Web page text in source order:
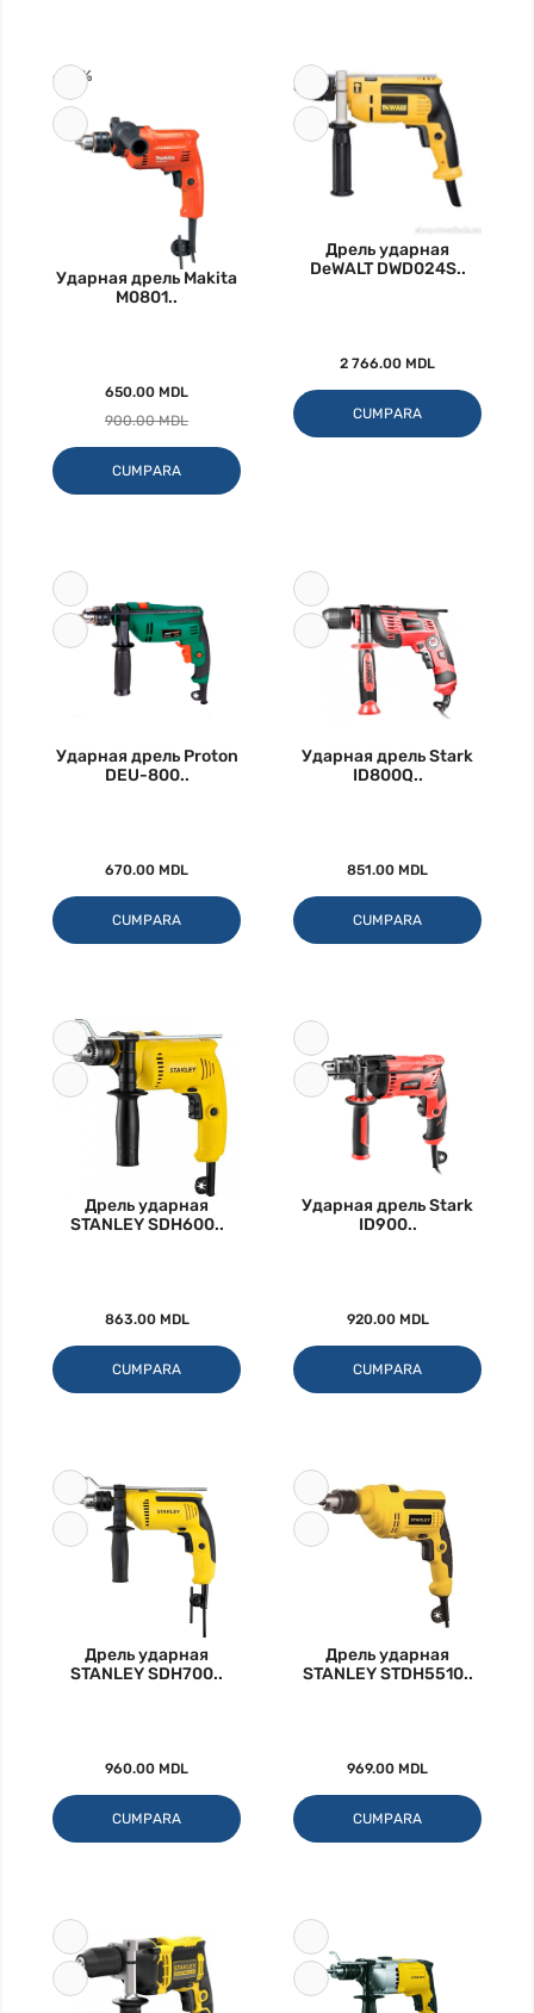
-28%
Ударная дрель Makita
M0801..
650.00 MDL
900.00 MDL
CUMPARA
Дрель ударная
DeWALT DWD024S..
2 766.00 MDL
CUMPARA
Ударная дрель Proton
DEU-800..
670.00 MDL
CUMPARA
Ударная дрель Stark
ID800Q..
851.00 MDL
CUMPARA
Дрель ударная
STANLEY SDH600..
863.00 MDL
CUMPARA
Ударная дрель Stark
ID900..
920.00 MDL
CUMPARA
Дрель ударная
STANLEY SDH700..
960.00 MDL
CUMPARA
Дрель ударная
STANLEY STDH5510..
969.00 MDL
CUMPARA